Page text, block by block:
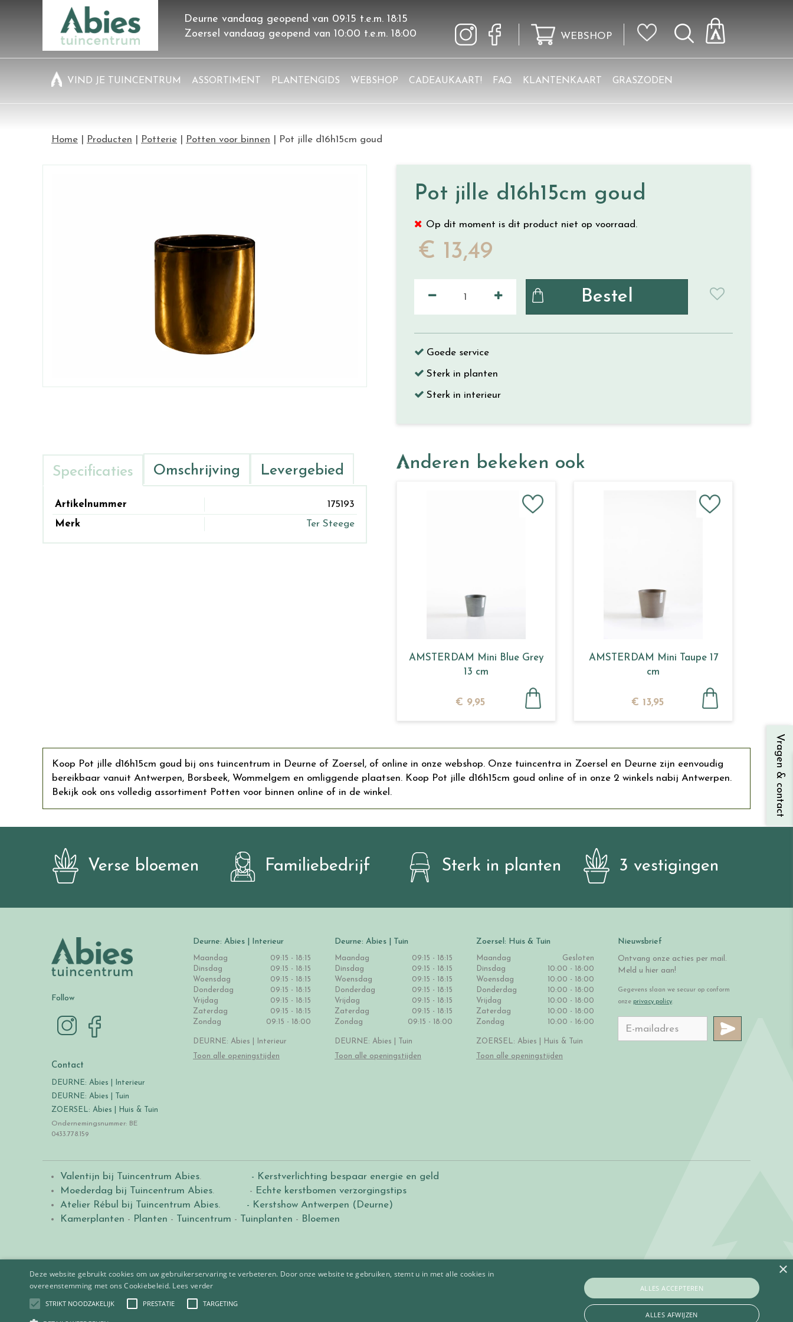
Home Producten Potterie Potten voor binnen Pot jille d16h15cm goud
Deurne vandaag geopend van 09:15 t.e.m. 18:15
Zoersel vandaag geopend van 10:00 t.e.m. 18:00 WEBSHOP
VIND JE TUINCENTRUM ASSORTIMENT PLANTENGIDS WEBSHOP CADEAUKAART! FAQ KLANTENKAART GRASZODEN
Pot jille d16h15cm goud
Op dit moment is dit product niet op voorraad.
€ 13,49
Goede service
Sterk in planten
Sterk in interieur
Specificaties Omschrijving Levergebied
Artikelnummer
175193
Merk
Ter Steege
Anderen bekeken ook
AMSTERDAM Mini Blue Grey
13 cm
€ 9,95
AMSTERDAM Mini Taupe 17
cm
€ 13,95
Koop Pot jille d16h15cm goud bij ons tuincentrum in Deurne of Zoersel, of online in onze webshop. Onze tuincentra in Zoersel en Deurne zijn eenvoudig
bereikbaar vanuit Antwerpen, Borsbeek, Wommelgem en omliggende plaatsen. Koop Pot jille d16h15cm goud online of in onze 2 winkels nabij Antwerpen.
Bekijk ook ons volledig assortiment Potten voor binnen online of in de winkel.
Verse bloemen Familiebedrijf Sterk in planten 3 vestigingen
Follow
Contact
DEURNE: Abies | Interieur
DEURNE: Abies | Tuin
ZOERSEL: Abies | Huis & Tuin
Ondernemingsnummer: BE
0433.778.159
Deurne: Abies | Interieur
Maandag
09:15 - 18:15
Dinsdag
09:15 - 18:15
Woensdag
09:15 - 18:15
Donderdag
09:15 - 18:15
Vrijdag
09:15 - 18:15
Zaterdag
09:15 - 18:15
Zondag
09:15 - 18:00
DEURNE: Abies | Interieur
Toon alle openingstijden
Deurne: Abies | Tuin
Maandag
09:15 - 18:15
Dinsdag
09:15 - 18:15
Woensdag
09:15 - 18:15
Donderdag
09:15 - 18:15
Vrijdag
09:15 - 18:15
Zaterdag
09:15 - 18:15
Zondag
09:15 - 18:00
DEURNE: Abies | Tuin
Toon alle openingstijden
Zoersel: Huis & Tuin
Maandag
Gesloten
Dinsdag
10:00 - 18:00
Woensdag
10:00 - 18:00
Donderdag
10:00 - 18:00
Vrijdag
10:00 - 18:00
Zaterdag
10:00 - 18:00
Zondag
10:00 - 16:00
ZOERSEL: Abies | Huis & Tuin
Toon alle openingstijden
Nieuwsbrief
Ontvang onze acties per mail.
Meld u hier aan!
Gegevens slaan we secuur op conform
onze privacy policy.
Valentijn bij Tuincentrum Abies.
- Kerstverlichting bespaar energie en geld
Moederdag bij Tuincentrum Abies. - Echte kerstbomen verzorgingstips
Atelier Rébul bij Tuincentrum Abies.
- Kerstshow Antwerpen (Deurne)
Kamerplanten - Planten - Tuincentrum - Tuinplanten - Bloemen
Vragen & contact
×
Deze website gebruikt cookies om uw gebruikerservaring te verbeteren. Door onze website te gebruiken, stemt u in met alle cookies in
overeenstemming met ons Cookiebeleid. Lees verder
STRIKT NOODZAKELIJK PRESTATIE TARGETING
ALLES ACCEPTEREN
ALLES AFWIJZEN